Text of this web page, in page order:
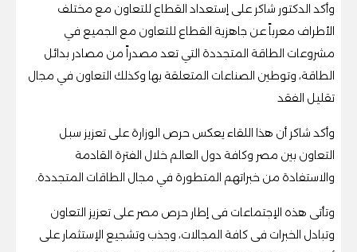
وأكد الدكتور شاكر على إستعداد القطاع للتعاون مع مختلف
الأطراف معرباً عن جاهزية القطاع للتعاون مع الجميع في
مشروعات الطاقة المتجددة التي تعد مصدراً من مصادر بدائل
الطاقة، وتوطين الصناعات المتعلقة بها وكذلك التعاون في مجال
تقليل الفقد
وأكد شاكر أن هذا اللقاء يعكس حرص الوزارة على تعزيز سبل
التعاون بين مصر وكافة دول العالم خلال الفترة القادمة
والاستفادة من خبراتهم المتطورة في مجال الطاقات المتجددة.
وتأتى هذه الإجتماعات فى إطار حرص مصر على تعزيز التعاون
وتبادل الخبرات فى كافة المجالات، وجذب وتشجيع الإستثمار على